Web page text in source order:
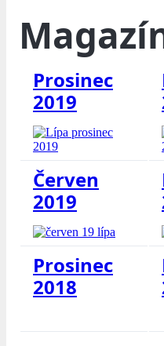
Prosinec
2019
Červen
2019
Prosinec
2018